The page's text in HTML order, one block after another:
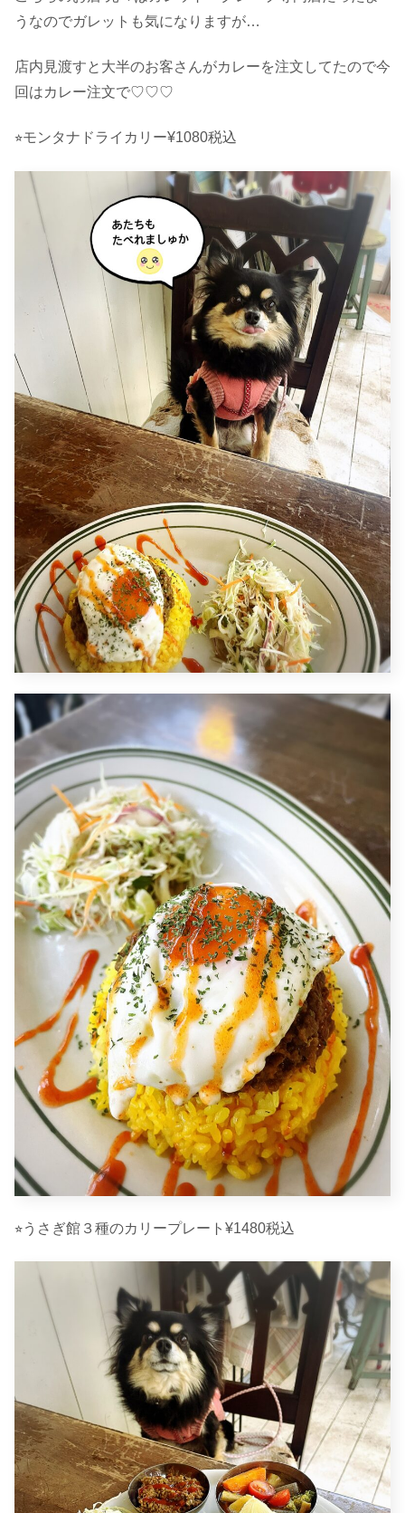
うなのでガレットも気になりますが…
店内見渡すと大半のお客さんがカレーを注文してたので今
回はカレー注文で♡♡♡
⭐︎モンタナドライカリー¥1080税込
⭐︎うさぎ館３種のカリープレート¥1480税込